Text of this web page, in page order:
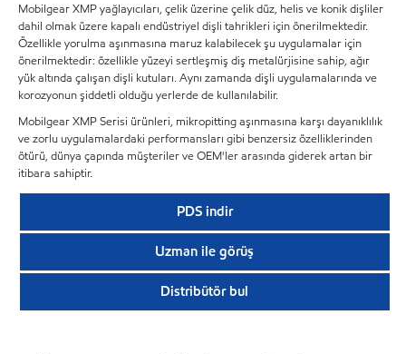
Mobilgear XMP yağlayıcıları, çelik üzerine çelik düz, helis ve konik dişliler
dahil olmak üzere kapalı endüstriyel dişli tahrikleri için önerilmektedir.
Özellikle yorulma aşınmasına maruz kalabilecek şu uygulamalar için
önerilmektedir: özellikle yüzeyi sertleşmiş diş metalürjisine sahip, ağır
yük altında çalışan dişli kutuları. Aynı zamanda dişli uygulamalarında ve
korozyonun şiddetli olduğu yerlerde de kullanılabilir.
Mobilgear XMP Serisi ürünleri, mikropitting aşınmasına karşı dayanıklılık
ve zorlu uygulamalardaki performansları gibi benzersiz özelliklerinden
ötürü, dünya çapında müşteriler ve OEM'ler arasında giderek artan bir
itibara sahiptir.
PDS indir
Uzman ile görüş
Distribütör bul